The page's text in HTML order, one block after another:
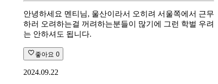
안녕하세요 멘티님, 울산이라서 오히려 서울쪽에서 근무
하러 오려하는걸 꺼려하는분들이 많기에 그런 학벌 우려
는 안하셔도 됩니다.
좋아요 0
2024.09.22